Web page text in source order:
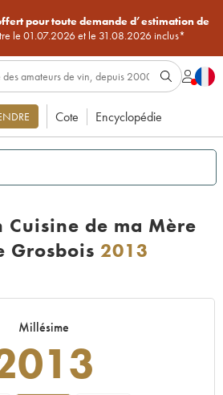
pour toute demande d’estimation de
le 01.07.2026 et le 31.08.2026 inclus*
Cote Encyclopédie
Cuisine de ma Mère
Grosbois 2013
Millésime